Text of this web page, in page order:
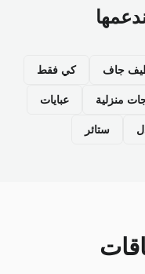
جاف كي فقط
منزلية عبايات
ستائر